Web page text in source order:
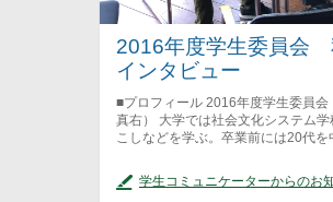
2016年度学生委員会
インタビュー
■プロフィール 2016年度学生委員
真右） 大学では社会文化システム
こしなどを学ぶ。卒業前には20代を
学生コミュニケーターからのお